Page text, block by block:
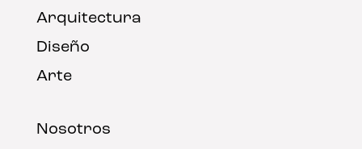
Arquitectura
Diseño
Arte
Nosotros